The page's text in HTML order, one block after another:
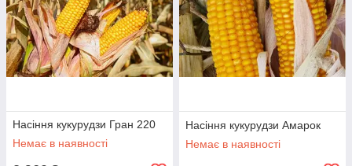
Насіння кукурудзи Гран 220
Немає в наявності
Насіння кукурудзи Амарок
Немає в наявності